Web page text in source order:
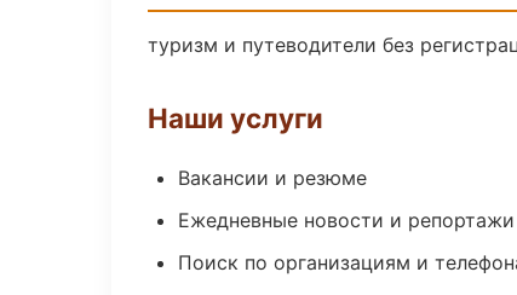
туризм и путеводители без
Наши услуги
Вакансии и резюме
Ежедневные новости и репортажи
Поиск по организациям и